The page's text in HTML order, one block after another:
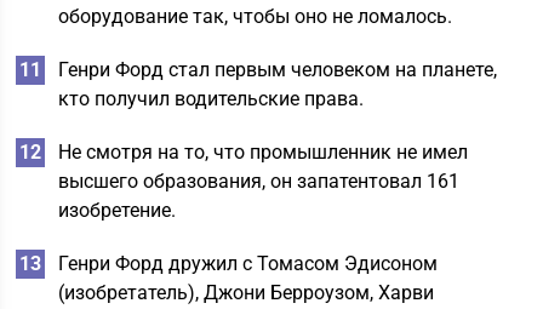
оборудование так, чтобы оно не ломалось.
Генри Форд стал первым человеком на планете,
кто получил водительские права.
Не смотря на то, что промышленник не имел
высшего образования, он запатентовал 161
изобретение.
Генри Форд дружил с Томасом Эдисоном
(изобретатель), Джони Берроузом, Харви